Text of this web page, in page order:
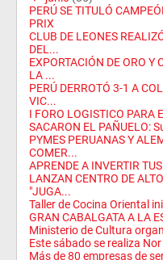
PERÚ SE TITULÓ
PRIX
CLUB DE LEONES
DEL...
EXPORTACIÓN DE ORO Y
LA ...
PERÚ DERROTÓ 3-1 A
VIC...
I FORO LOGISTICO PARA
SACARON EL PAÑUELO:
PYMES PERUANAS Y
COMER...
APRENDE A INVERTIR
LANZAN CENTRO DE
"JUGA...
Taller de Cocina Oriental
GRAN CABALGATA A LA
Ministerio de Cultura
Este sábado se realiza
Más de 80 empresas de